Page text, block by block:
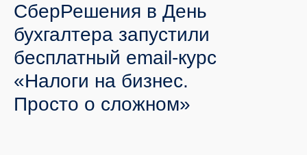
СберРешения в День
бухгалтера запустили
бесплатный email-курc
«Налоги на бизнес.
Просто о сложном»